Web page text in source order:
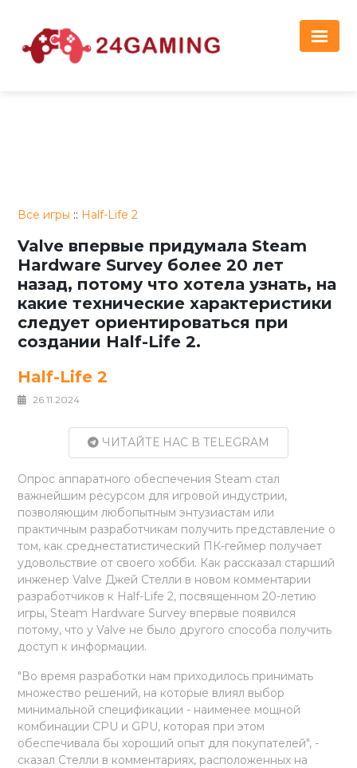
Все игры :: Half-Life 2
Valve впервые придумала Steam
Hardware Survey более 20 лет
назад, потому что хотела узнать, на
какие технические характеристики
следует ориентироваться при
создании Half-Life 2.
Half-Life 2
26.11.2024
ЧИТАЙТЕ НАС В TELEGRAM
Опрос аппаратного обеспечения Steam стал
важнейшим ресурсом для игровой индустрии,
позволяющим любопытным энтузиастам или
практичным разработчикам получить представление о
том, как среднестатистический ПК-геймер получает
удовольствие от своего хобби. Как рассказал старший
инженер Valve Джей Стелли в новом комментарии
разработчиков к Half-Life 2, посвященном 20-летию
игры, Steam Hardware Survey впервые появился
потому, что у Valve не было другого способа получить
доступ к информации.
"Во время разработки нам приходилось принимать
множество решений, на которые влиял выбор
минимальной спецификации - наименее мощной
комбинации CPU и GPU, которая при этом
обеспечивала бы хороший опыт для покупателей", -
сказал Стелли в комментариях, расположенных на